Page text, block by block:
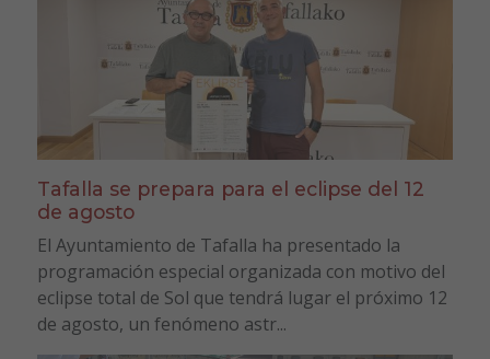
Tafalla se prepara para el eclipse del 12
de agosto
El Ayuntamiento de Tafalla ha presentado la
programación especial organizada con motivo del
eclipse total de Sol que tendrá lugar el próximo 12
de agosto, un fenómeno astr...